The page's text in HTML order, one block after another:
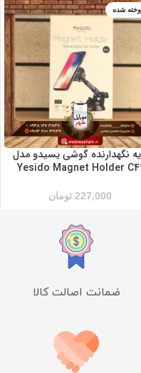
شده
نگهدارنده گوشی یسیدو مدل
Yesido Magnet Holder
227,000 تومان
ضمانت اصالت کالا